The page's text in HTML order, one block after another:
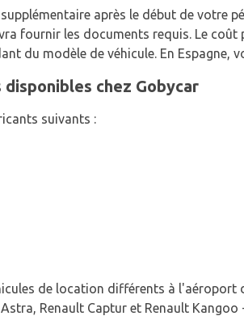
après le début de votre
fournir les documents requis. Le
du modèle de véhicule. En
chez Gobycar
suivants :
de location différents à l'aéroport
Renault Captur et Renault